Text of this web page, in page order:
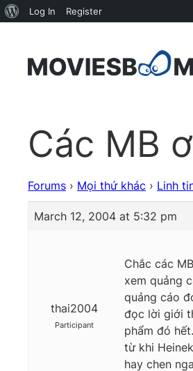
Các MB
Forums › Mọi thứ khác › Linh
March 12, 2004 at 5:32 pm
thai2004
Participant
Chắc các
xem quảng
quảng cáo
đọc lời giới
phẩm đó
từ khi
hay chen
About
Log In Register